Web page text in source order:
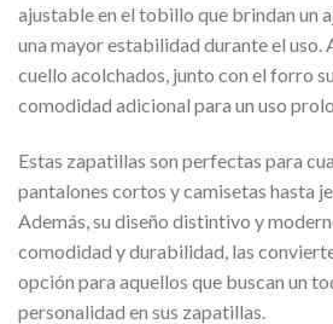
ajustable en el tobillo que brindan un
una mayor estabilidad durante el uso.
cuello acolchados, junto con el forro
comodidad adicional para un uso
Estas zapatillas son perfectas para
pantalones cortos y camisetas hasta
Además, su diseño distintivo y
comodidad y durabilidad, las
opción para aquellos que buscan un
personalidad en sus zapatillas.